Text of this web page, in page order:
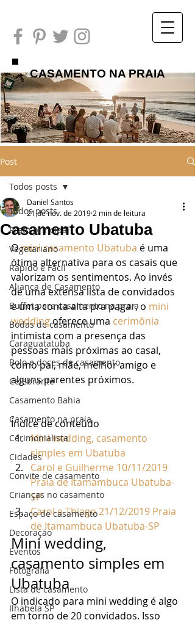
CASAMENTO NA PRAIA
Post
Todos posts
Prato principal
Vegetariano
Rápido e Fácil
Aliança de Casamento
Buffet para casamento na praia
Bodas de casamento
Caraguatatuba
Bolo e doces de casamento
Celebrante
Casamento Bahia
Casamento na praia
Cerimonialista
Cidades
Convite de casamento
Crianças no casamento
Espaço de casamento
Decoração
Eventos
Fotografia
Lista de casamento
Ilhabela SP
Todos posts
Casamento Ubatuba
Daniel Santos
21 de nov. de 2019 2 min de leitura
O mini casamento Ubatuba é uma
ótima alternativa para os casais que
valorizam os sentimentos. Ao invés
de uma extensa lista de convidados
e uma conta alta pra pagar, o mini
wedding oferece uma cerimônia
intimista com a presença das
pessoas mais próximas ao casal,
como pai, mãe, melhor amigo e
alguns parentes próximos.
Índice de conteúdo
Mini wedding, casamento
simples em Ubatuba
Carol e Guilherme 10/11/2019
Praia de Itamambuca Ubatuba-
SP
Carol e Thiago 21/12/2019 Praia
de Itamambuca Ubatuba-SP
Mini wedding,
casamento simples em
Ubatuba
O indicado para mini wedding é algo
em torno de 20 convidados. Isso